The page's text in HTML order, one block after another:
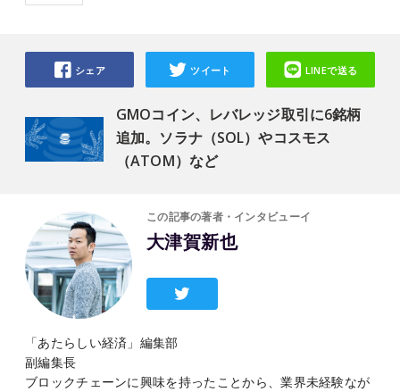
GMOコイン、レバレッジ取引に6銘柄
追加。ソラナ（SOL）やコスモス
（ATOM）など
シェア ツイート LINEで送る
この記事の著者・インタビューイ
大津賀新也
「あたらしい経済」編集部
副編集長
ブロックチェーンに興味を持ったことから、業界未経験なが